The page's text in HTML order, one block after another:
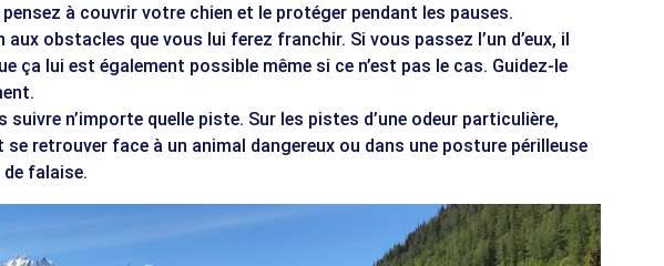
à couvrir votre chien et le protéger pendant les pauses.
obstacles que vous lui ferez franchir. Si vous passez l’un d’eux, il
ça lui est également possible même si ce n’est pas le cas. Guidez-le
suivre n’importe quelle piste. Sur les pistes d’une odeur particulière,
se retrouver face à un animal dangereux ou dans une posture périlleuse
falaise.